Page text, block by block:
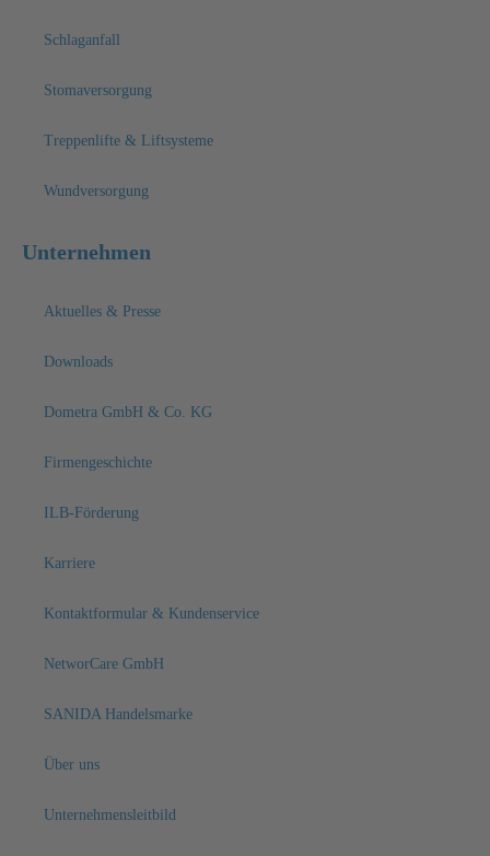
Schlaganfall
Stomaversorgung
Treppenlifte & Liftsysteme
Wundversorgung
Unternehmen
Aktuelles & Presse
Downloads
Dometra GmbH & Co. KG
Firmengeschichte
ILB-Förderung
Karriere
Kontaktformular & Kundenservice
NetworCare GmbH
SANIDA Handelsmarke
Über uns
Unternehmensleitbild